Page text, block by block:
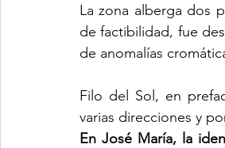
La zona alberga dos
de factibilidad, fue
de anomalías
Filo del Sol, en
varias direcciones y
En José María, la